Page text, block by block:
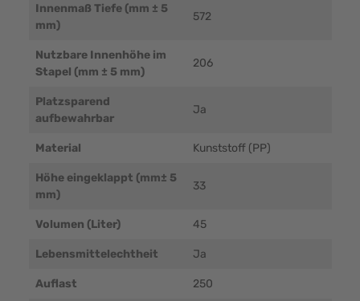
Innenmaß Tiefe (mm ± 5
mm)
572
Nutzbare Innenhöhe im
Stapel (mm ± 5 mm)
206
Platzsparend
aufbewahrbar
Ja
Material Kunststoff (PP)
Höhe eingeklappt (mm± 5
mm)
33
Volumen (Liter) 45
Lebensmittelechtheit Ja
Auflast 250